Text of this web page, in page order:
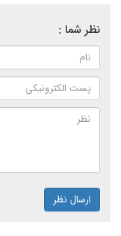
نظر شما :
ارسال نظر